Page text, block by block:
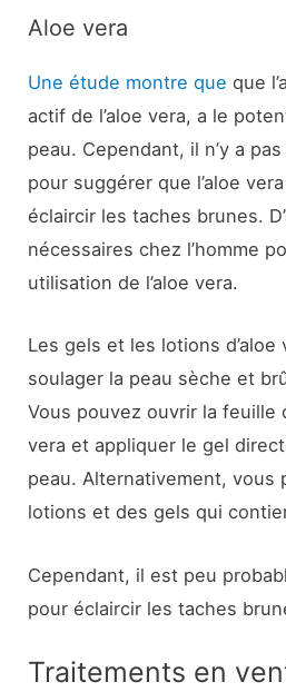
Aloe vera
Une étude montre que que
actif de l’aloe vera, a le
peau. Cependant, il n’y a
pour suggérer que l’aloe
éclaircir les taches brunes.
nécessaires chez l’homme
utilisation de l’aloe vera.
Les gels et les lotions d’aloe
soulager la peau sèche et
Vous pouvez ouvrir la feuille
vera et appliquer le gel
peau. Alternativement, vous
lotions et des gels qui
Cependant, il est peu
pour éclaircir les taches
Traitements en